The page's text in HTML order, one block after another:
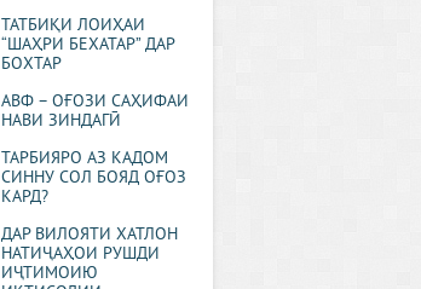
ТАТБИҚИ ЛОИҲАИ
“ШАҲРИ БЕХАТАР” ДАР
БОХТАР
АВФ – ОҒОЗИ САҲИФАИ
НАВИ ЗИНДАГӢ
ТАРБИЯРО АЗ КАДОМ
СИННУ СОЛ БОЯД ОҒОЗ
КАРД?
ДАР ВИЛОЯТИ ХАТЛОН
НАТИҶАҲОИ РУШДИ
ИҶТИМОИЮ